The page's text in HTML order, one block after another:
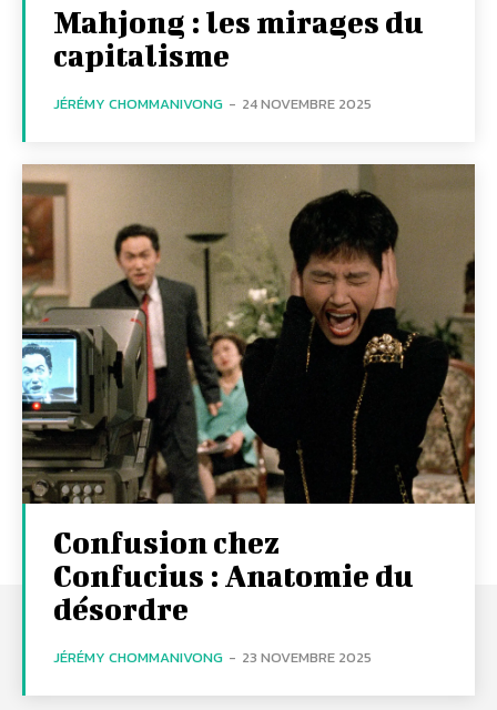
Mahjong : les mirages du
capitalisme
JÉRÉMY CHOMMANIVONG - 24 NOVEMBRE 2025
Confusion chez
Confucius : Anatomie du
désordre
JÉRÉMY CHOMMANIVONG - 23 NOVEMBRE 2025